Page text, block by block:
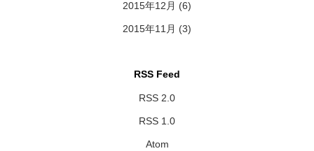
2015年12月 (6)
2015年11月 (3)
RSS Feed
RSS 2.0
RSS 1.0
Atom